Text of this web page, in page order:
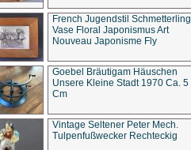
French Jugendstil Schmetterling
Vase Floral Japonismus Art
Nouveau Japonisme Fly
Goebel Bräutigam Häuschen
Unsere Kleine Stadt 1970 Ca. 5
Cm
Vintage Seltener Peter Mech.
Tulpenfußwecker Rechteckig